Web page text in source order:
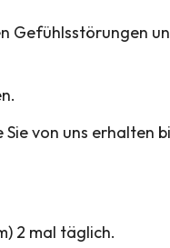
Gefühlsstörungen
von uns erhalten
2 mal täglich.